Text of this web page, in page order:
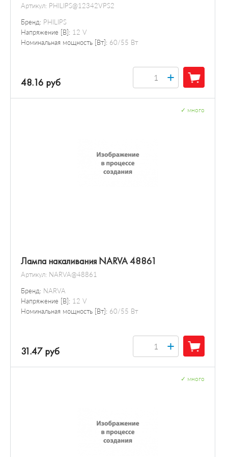
Артикул: PHILIPS@12342VPS2
Бренд: PHILIPS
Напряжение [В]: 12 V
Номинальная мощность [Вт]: 60/55 Вт
48.16 руб +
Лампа накаливания NARVA 48861
Артикул: NARVA@48861
Бренд: NARVA
Напряжение [В]: 12 V
Номинальная мощность [Вт]: 60/55 Вт
много
31.47 руб +
много